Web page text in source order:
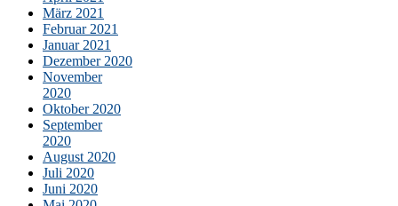
März 2021
Februar 2021
Januar 2021
Dezember 2020
November
2020
Oktober 2020
September
2020
August 2020
Juli 2020
Juni 2020